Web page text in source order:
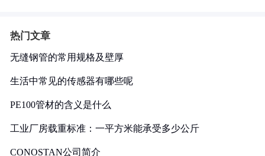
热门文章
无缝钢管的常用规格及壁厚
生活中常见的传感器有哪些呢
PE100管材的含义是什么
工业厂房载重标准：一平方米能承受多少公斤
CONOSTAN公司简介